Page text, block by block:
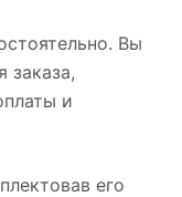
Вы
заказа,
и
его